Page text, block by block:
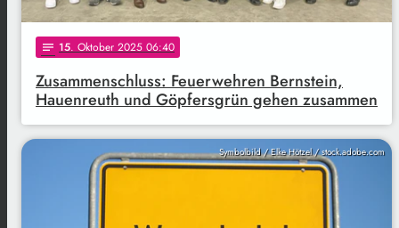
notes 15. Oktober 2025 06:40
Zusammenschluss: Feuerwehren Bernstein,
Hauenreuth und Göpfersgrün gehen zusammen
Symbolbild / Elke Hötzel / stock.adobe.com